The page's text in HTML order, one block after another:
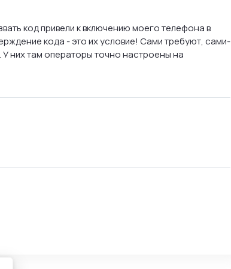
код привели к включению моего телефона в
кода - это их условие! Сами требуют, сами-
них там операторы точно настроены на
которые:
программы;